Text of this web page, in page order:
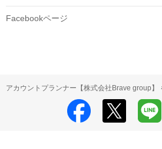
Facebookページ
アカウントプランナー【株式会社Brave group】